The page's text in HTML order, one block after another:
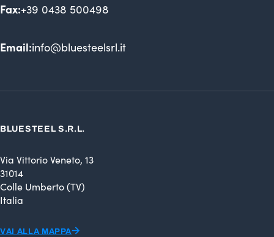
Fax:+39 0438 500498
Email:info@bluesteelsrl.it
BLUESTEEL S.R.L.
Via Vittorio Veneto, 13
31014
Colle Umberto (TV)
Italia
VAI ALLA MAPPA